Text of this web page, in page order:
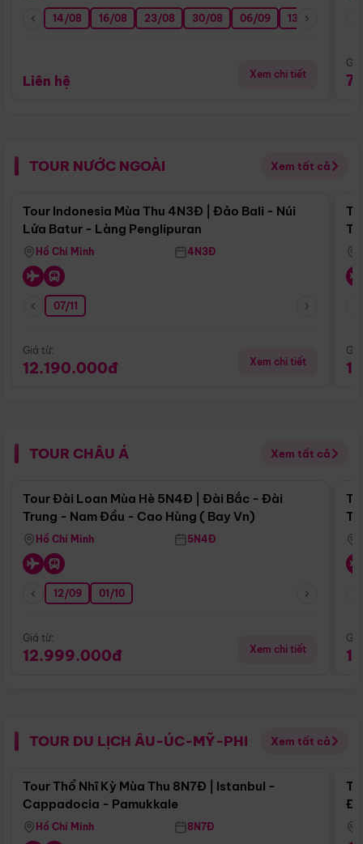
14/08 16/08 23/08 30/08 06/09 13/09
Liên hệ Xem chi tiết
TOUR NƯỚC NGOÀI Xem tất cả
Điểm nổi bật
Tour Indonesia Mùa Thu 4N3Đ | Đảo Bali - Núi
Lửa Batur - Làng Penglipuran
Hồ Chí Minh 4N3Đ
07/11
Giá từ:
12.190.000đ Xem chi tiết
TOUR CHÂU Á Xem tất cả
Điểm nổi bật
Tour Đài Loan Mùa Hè 5N4Đ | Đài Bắc - Đài
Trung - Nam Đầu - Cao Hùng ( Bay Vn)
Hồ Chí Minh 5N4Đ
12/09 01/10
Giá từ:
12.999.000đ Xem chi tiết
TOUR DU LỊCH ÂU-ÚC-MỸ-PHI Xem tất cả
Điểm nổi bật
Tour Thổ Nhĩ Kỳ Mùa Thu 8N7Đ | Istanbul -
Cappadocia - Pamukkale
Hồ Chí Minh 8N7Đ